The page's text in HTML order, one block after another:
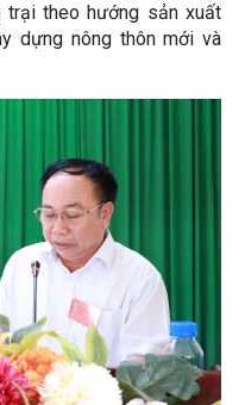
trại theo hướng sản xuất
dựng nông thôn mới và